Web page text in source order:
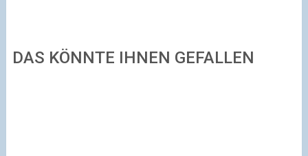
DAS KÖNNTE IHNEN GEFALLEN